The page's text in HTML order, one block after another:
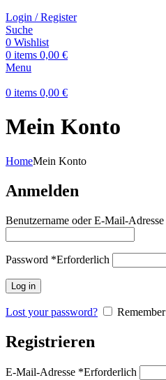
Login / Register
Suche
0 Wishlist
0 items 0,00 €
Menu
0 items 0,00 €
Mein Konto
HomeMein Konto
Anmelden
Benutzername oder E-Mail-Adresse
Password *Erforderlich
Log in
Lost your password?
Registrieren
E-Mail-Adresse *Erforderlich